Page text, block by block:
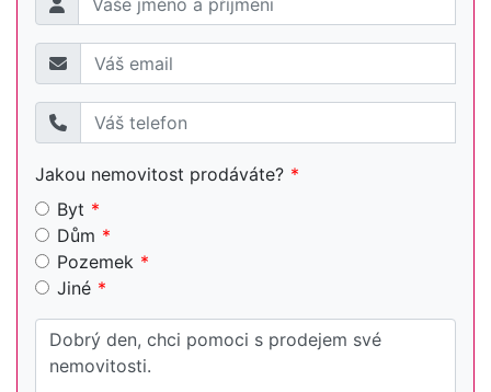
Jakou nemovitost prodáváte?
Byt
Dům
Pozemek
Jiné